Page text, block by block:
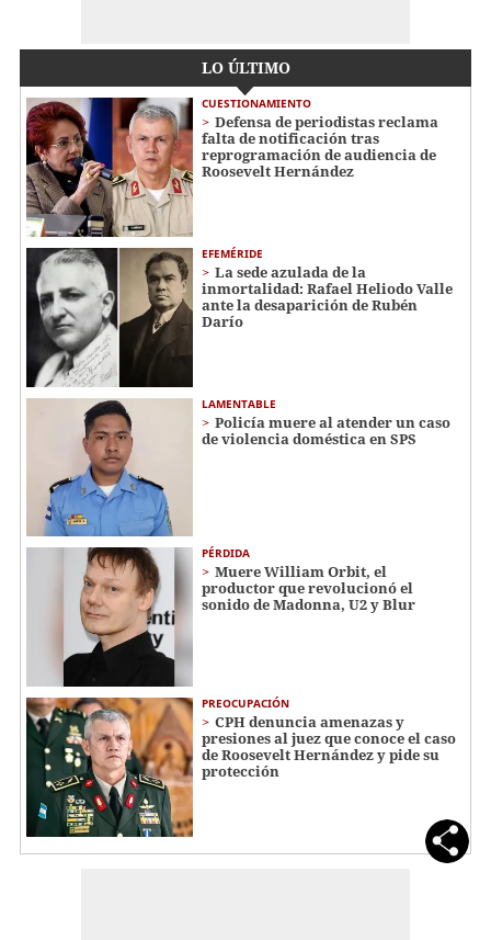
LO ÚLTIMO
CUESTIONAMIENTO
Defensa de periodistas reclama
falta de notificación tras
reprogramación de audiencia de
Roosevelt Hernández
EFEMÉRIDE
La sede azulada de la
inmortalidad: Rafael Heliodo Valle
ante la desaparición de Rubén
Darío
LAMENTABLE
Policía muere al atender un caso
de violencia doméstica en SPS
PÉRDIDA
Muere William Orbit, el
productor que revolucionó el
sonido de Madonna, U2 y Blur
PREOCUPACIÓN
CPH denuncia amenazas y
presiones al juez que conoce el caso
de Roosevelt Hernández y pide su
protección